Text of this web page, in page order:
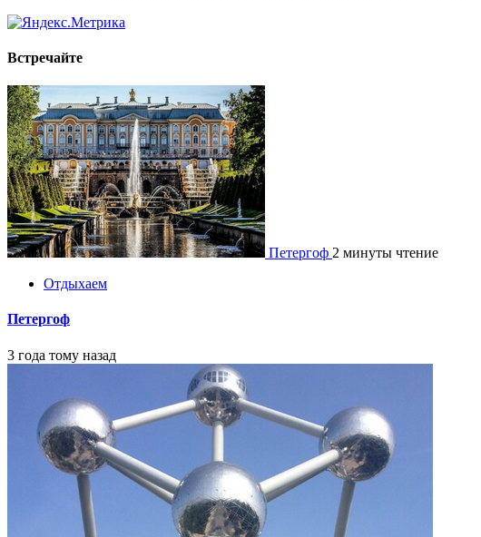
Встречайте
Петергоф 2 минуты чтение
Отдыхаем
Петергоф
3 года тому назад